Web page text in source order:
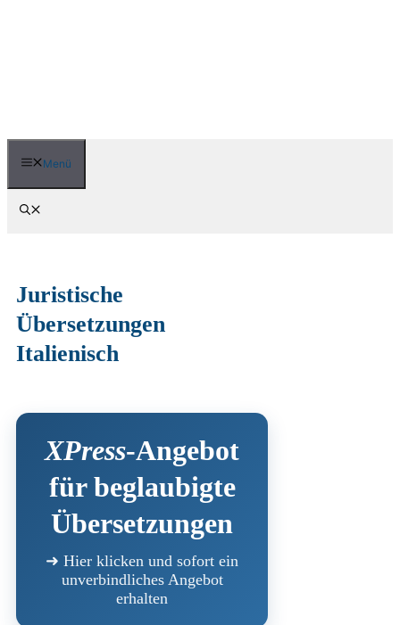
Menü
Juristische
Übersetzungen
Italienisch
XPress-Angebot
für beglaubigte
Übersetzungen
➜ Hier klicken und sofort ein
unverbindliches Angebot
erhalten